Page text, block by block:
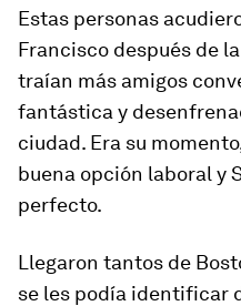
Estas personas
Francisco después de
traían más amigos
fantástica y
ciudad. Era su
buena opción laboral y
perfecto.
Llegaron tantos de
se les podía identificar